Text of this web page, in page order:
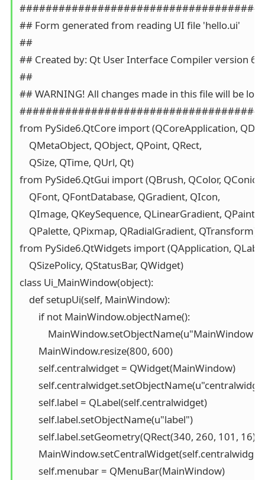
## Form generated from reading UI file 'hello.ui'
##
## Created by: Qt User Interface Compiler version
##
## WARNING! All changes made in this file will be
from PySide6.QtCore import (QCoreApplication,
    QMetaObject, QObject, QPoint, QRect,
    QSize, QTime, QUrl, Qt)
from PySide6.QtGui import (QBrush, QColor,
    QFont, QFontDatabase, QGradient, QIcon,
    QImage, QKeySequence, QLinearGradient, QPainter,
    QPalette, QPixmap, QRadialGradient, QTransform)
from PySide6.QtWidgets import (QApplication,
    QSizePolicy, QStatusBar, QWidget)
class Ui_MainWindow(object):
    def setupUi(self, MainWindow):
        if not MainWindow.objectName():
            MainWindow.setObjectName(u"MainWindow")
        MainWindow.resize(800, 600)
        self.centralwidget = QWidget(MainWindow)
        self.label = QLabel(self.centralwidget)
        self.label.setObjectName(u"label")
        self.label.setGeometry(QRect(340, 260, 101, 16))
        MainWindow.setCentralWidget(self.centralwidget)
        self.menubar = QMenuBar(MainWindow)